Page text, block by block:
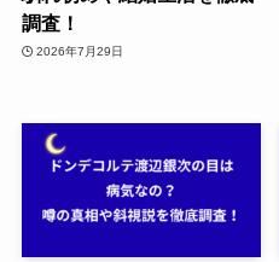
調査！
2026年7月29日